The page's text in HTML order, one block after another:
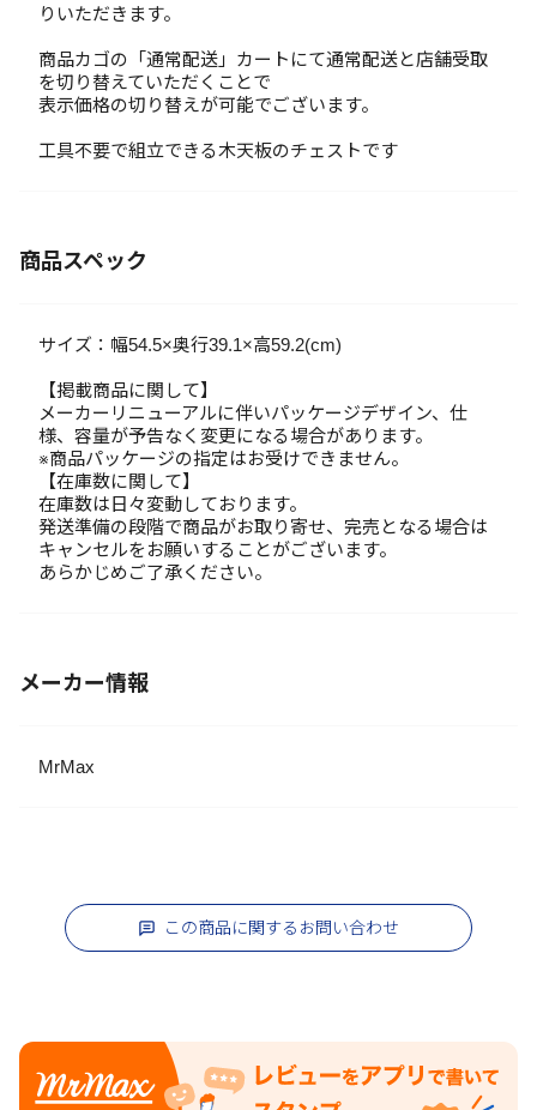
りいただきます。
商品カゴの「通常配送」カートにて通常配送と店舗受取
を切り替えていただくことで
表示価格の切り替えが可能でございます。
工具不要で組立できる木天板のチェストです
商品スペック
サイズ：幅54.5×奥行39.1×高59.2(cm)
【掲載商品に関して】
メーカーリニューアルに伴いパッケージデザイン、仕
様、容量が予告なく変更になる場合があります。
※商品パッケージの指定はお受けできません。
【在庫数に関して】
在庫数は日々変動しております。
発送準備の段階で商品がお取り寄せ、完売となる場合は
キャンセルをお願いすることがございます。
あらかじめご了承ください。
メーカー情報
MrMax
この商品に関するお問い合わせ